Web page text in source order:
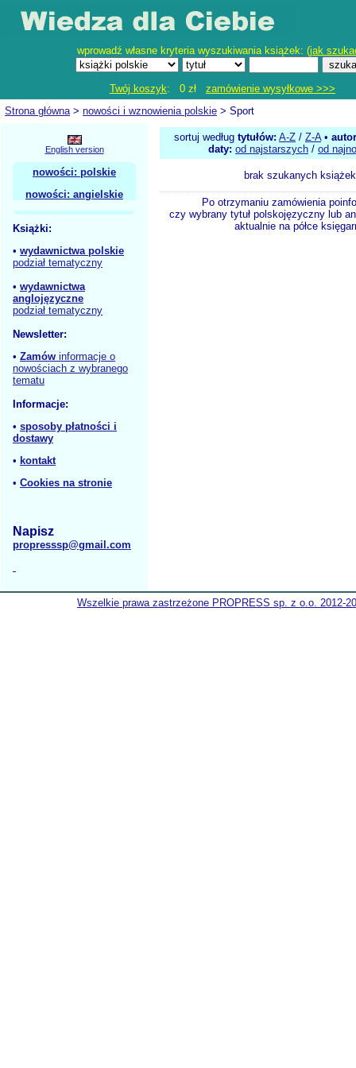
wprowadź własne kryteria wyszukiwania książek: (jak
Twój koszyk: 0 zł zamówienie wysyłkowe >>>
Strona główna> nowości i wznowienia polskie > Sport
English version
nowości: polskie
nowości: angielskie
Książki:
• wydawnictwa polskie
podział tematyczny
• wydawnictwa
anglojęzyczne
podział tematyczny
Newsletter:
• Zamów informacje o
nowościach z wybranego
tematu
Informacje:
• sposoby płatności i
dostawy
• kontakt
• Cookies na stronie
Napisz
propresssp@gmail.com
sortuj według tytułów: A-Z / Z-A•
daty: od najstarszych / od
brak szukanych książek
Po otrzymaniu zamówienia
czy wybrany tytuł polskojęzyczny lub
aktualnie na półce
Wszelkie prawa zastrzeżone PROPRESS sp. z o.o. 2012-